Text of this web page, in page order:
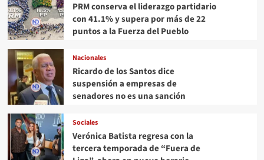
PRM conserva el liderazgo partidario
con 41.1% y supera por más de 22
puntos a la Fuerza del Pueblo
Nacionales
Ricardo de los Santos dice
suspensión a empresas de
senadores no es una sanción
Sociales
Verónica Batista regresa con la
tercera temporada de “Fuera de